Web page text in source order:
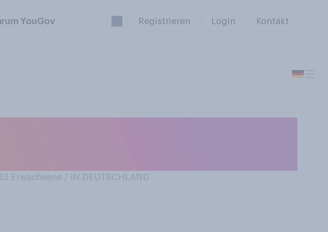
YouGov Registrieren Login Kontakt
Erwachsene / IN DEUTSCHLAND